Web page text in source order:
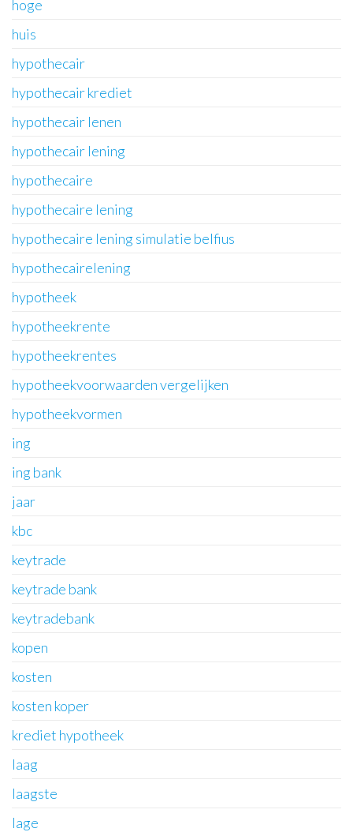
hoge
huis
hypothecair
hypothecair krediet
hypothecair lenen
hypothecair lening
hypothecaire
hypothecaire lening
hypothecaire lening simulatie belfius
hypothecairelening
hypotheek
hypotheekrente
hypotheekrentes
hypotheekvoorwaarden vergelijken
hypotheekvormen
ing
ing bank
jaar
kbc
keytrade
keytrade bank
keytradebank
kopen
kosten
kosten koper
krediet hypotheek
laag
laagste
lage